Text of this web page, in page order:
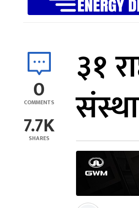
0
COMMENTS
7.7K
SHARES
३१